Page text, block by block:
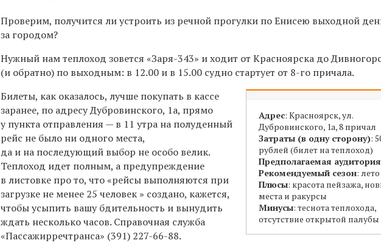
Проверим, получится ли устроить из речной прогулки по Енисею выходной
за городом?
Нужный нам теплоход зовется «Заря-343» и ходит от Красноярска до
(и обратно) по выходным: в 12.00 и в 15.00 судно стартует от 8-го причала.
Адрес: Красноярск, ул.
Дубровинского, 1а, 8 причал
Затраты (в одну сторону):
рублей (билет на теплоход)
Предполагаемая аудитория
Рекомендуемый сезон: лето
Плюсы: красота пейзажа,
места и ракурсы
Минусы: теснота теплохода,
отсутствие открытой палубы
Билеты, как оказалось, лучше покупать в кассе
заранее, по адресу Дубровинского, 1а, прямо
у пункта отправления — в 11 утра на полуденный
рейс не было ни одного места,
да и на последующий выбор не особо велик.
Теплоход идет полным, а предупреждение
в листовке про то, что «рейсы выполняются при
загрузке не менее 25 человек » создано, кажется,
чтобы усыпить вашу бдительность и вынудить
ждать несколько часов. Справочная служба
«Пассажирречтранса» (391) 227-66-88.